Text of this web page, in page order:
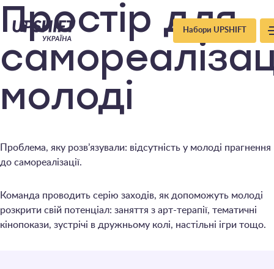
Upshift
–
Україна
Набори UPSHIFT
Простір для
молоді
Проблема, яку розв’язували: відсутність у молоді прагнення
до самореалізації.
Команда проводить серію заходів, як допоможуть молоді
розкрити свій потенціал: заняття з арт-терапії, тематичні
кінопокази, зустрічі в дружньому колі, настільні ігри тощо.